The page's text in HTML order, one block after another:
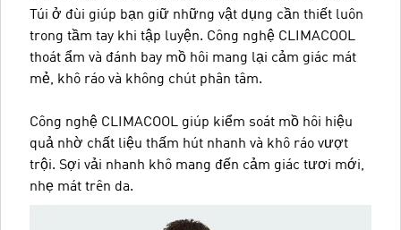
Túi ở đùi giúp bạn giữ những vật dụng cần thiết luôn
trong tầm tay khi tập luyện. Công nghệ CLIMACOOL
thoát ẩm và đánh bay mồ hôi mang lại cảm giác mát
mẻ, khô ráo và không chút phân tâm.
Công nghệ CLIMACOOL giúp kiểm soát mồ hôi hiệu
quả nhờ chất liệu thấm hút nhanh và khô ráo vượt
trội. Sợi vải nhanh khô mang đến cảm giác tươi mới,
nhẹ mát trên da.